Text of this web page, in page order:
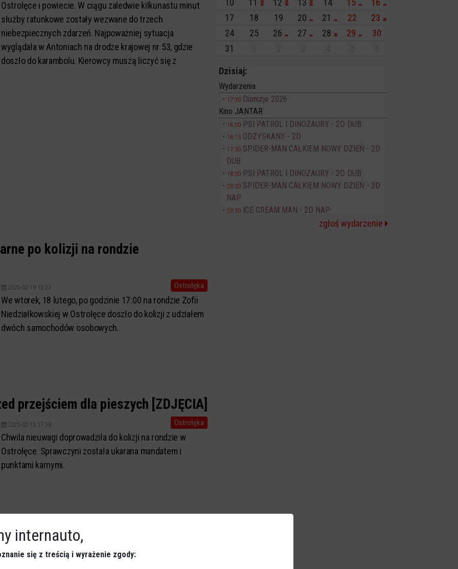
Ostrołęce i powiecie. W ciągu zaledwie kilkunastu minut
służby ratunkowe zostały wezwane do trzech
niebezpiecznych zdarzeń. Najpoważniej sytuacja
wyglądała w Antoniach na drodze krajowej nr 53, gdzie
doszło do karambolu. Kierowcy muszą liczyć się z
po kolizji na rondzie
Ostrołęka
2025-02-19 13:23
We wtorek, 18 lutego, po godzinie 17:00 na rondzie Zofii
Niedziałkowskiej w Ostrołęce doszło do kolizji z udziałem
dwóch samochodów osobowych.
przejściem dla pieszych [ZDJĘCIA]
Ostrołęka
2025-02-13 17:38
Chwila nieuwagi doprowadziła do kolizji na rondzie w
Ostrołęce. Sprawczyni została ukarana mandatem i
punktami karnymi.
10
11 12 13 14 15
16
17
18 19 20 21 22
23
24
25 26 27 28 29
30
31
Dzisiaj:
Wydarzenia
17:30 Dionizje 2026
Kino JANTAR
16:00 PSI PATROL I DINOZAURY - 2D DUB
16:15 ODZYSKANY - 2D
17:50 SPIDER-MAN CAŁKIEM NOWY DZIEŃ - 2D
DUB
18:00 PSI PATROL I DINOZAURY - 2D DUB
20:00 SPIDER-MAN CAŁKIEM NOWY DZIEŃ - 3D
NAP
20:30 ICE CREAM MAN - 2D NAP
zgłoś wydarzenie
internauto,
się z treścią i wyrażenie zgody: